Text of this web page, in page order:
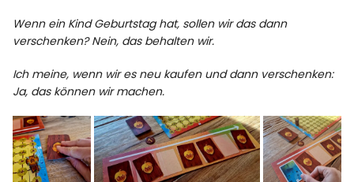
Wenn ein Kind Geburtstag hat, sollen wir das dann
verschenken? Nein, das behalten wir.
Ich meine, wenn wir es neu kaufen und dann verschenken:
Ja, das können wir machen.